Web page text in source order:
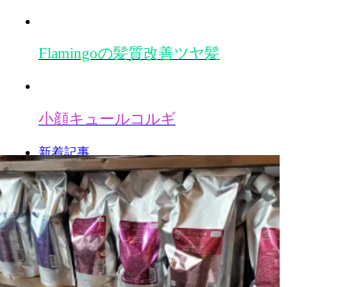
Flamingoの髪質改善ツヤ髪
小顔キュールコルギ
新着記事
オススメ記事